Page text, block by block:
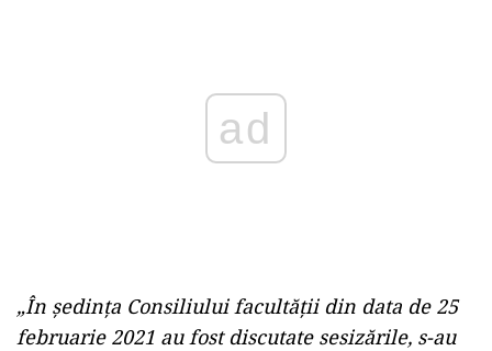
„În şedinţa Consiliului facultăţii din data de 25
februarie 2021 au fost discutate sesizările, s-au